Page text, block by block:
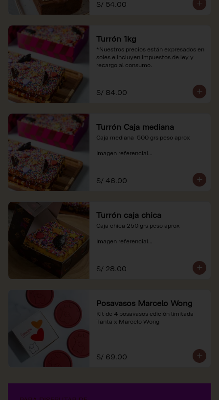
S/ 54.00
Turrón 1kg
*Nuestros precios están expresados en
soles e incluyen impuestos de ley y
recargo al consumo.
S/ 84.00
Turrón Caja mediana
Caja mediana  500 grs peso aprox
Imagen referencial
soles e incluyen impuestos de ley y
recargo al consumo.
S/ 46.00
Turrón caja chica
Caja chica 250 grs peso aprox
Imagen referencial
soles e incluyen impuestos de ley y
recargo al consumo.
S/ 28.00
Posavasos Marcelo Wong
Kit de 4 posavasos edición limitada
Tanta x Marcelo Wong
S/ 69.00